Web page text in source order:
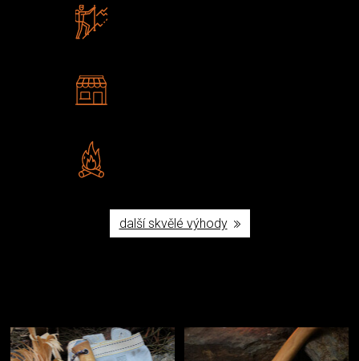
další skvělé výhody